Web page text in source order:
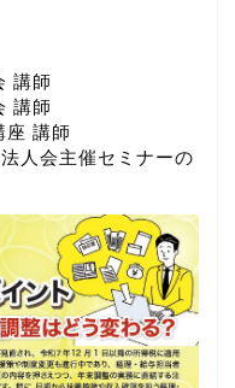
講師
講師
座 講師
人会主催セミナーの